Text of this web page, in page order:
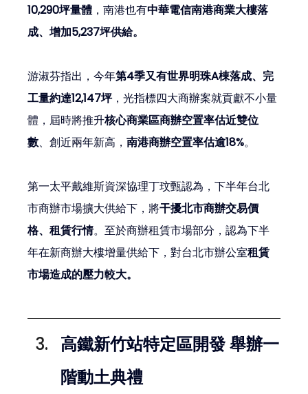
10,290坪量體，南港也有中華電信南港商業大樓落
成、增加5,237坪供給。
游淑芬指出，今年第4季又有世界明珠A棟落成、完
工量約達12,147坪，光指標四大商辦案就貢獻不小量
體，屆時將推升核心商業區商辦空置率估近雙位
數、創近兩年新高，南港商辦空置率估逾18%。
第一太平戴維斯資深協理丁玟甄認為，下半年台北
市商辦市場擴大供給下，將干擾北市商辦交易價
格、租賃行情。至於商辦租賃市場部分，認為下半
年在新商辦大樓增量供給下，對台北市辦公室租賃
市場造成的壓力較大。
高鐵新竹站特定區開發 舉辦一
階動土典禮